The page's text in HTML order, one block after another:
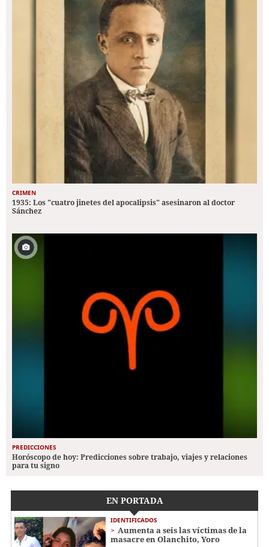
CRIMEN
1935: Los "cuatro jinetes del apocalipsis" asesinaron al doctor
Sánchez
PREDICCIONES
Horóscopo de hoy: Predicciones sobre trabajo, viajes y relaciones
para tu signo
EN PORTADA
IDENTIFICADOS
Aumenta a seis las víctimas de la
masacre en Olanchito, Yoro